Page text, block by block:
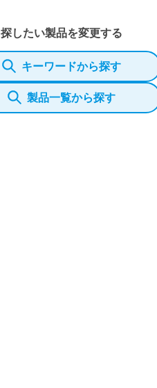
探したい製品を変更する
キーワードから探す
製品一覧から探す